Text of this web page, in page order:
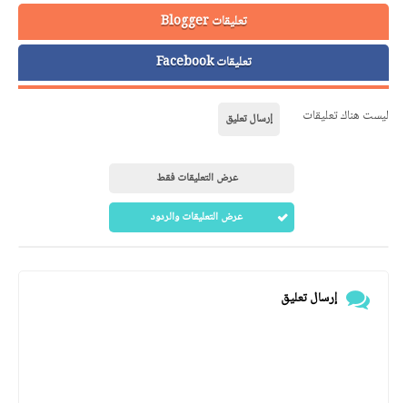
تعليقات Blogger
تعليقات Facebook
ليست هناك تعليقات إرسال تعليق
عرض التعليقات فقط
عرض التعليقات والردود
إرسال تعليق